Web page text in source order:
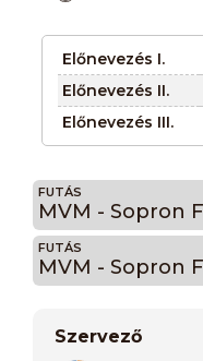
Előnevezés I.
Előnevezés II.
Előnevezés III.
FUTÁS
FUTÁS
Szervező